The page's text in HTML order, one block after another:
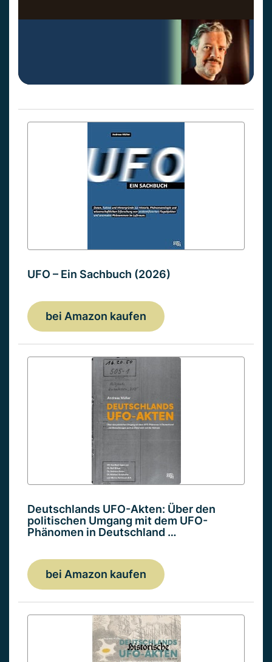
UFO – Ein Sachbuch (2026)
bei Amazon kaufen
Deutschlands UFO-Akten: Über den
politischen Umgang mit dem UFO-
Phänomen in Deutschland …
bei Amazon kaufen